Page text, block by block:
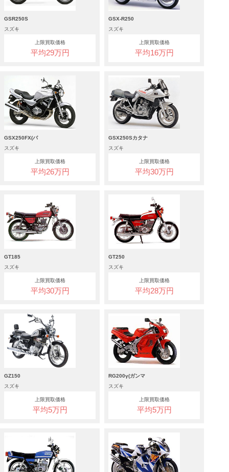
GSR250S
スズキ
上限買取価格
平均29万円
GSX-R250
スズキ
上限買取価格
平均16万円
GSX250FX(バ
スズキ
上限買取価格
平均26万円
GSX250Sカタナ
スズキ
上限買取価格
平均30万円
GT185
スズキ
上限買取価格
平均30万円
GT250
スズキ
上限買取価格
平均28万円
GZ150
スズキ
上限買取価格
平均5万円
RG200γ(ガンマ
スズキ
上限買取価格
平均5万円